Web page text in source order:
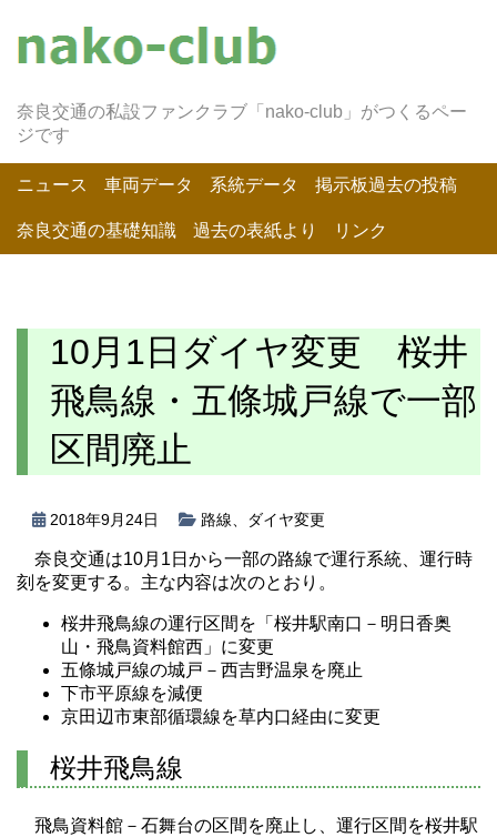
奈良交通の私設ファンクラブ「nako-club」がつくるペー
ジです
ニュース 車両データ 系統データ 掲示板過去の投稿
奈良交通の基礎知識 過去の表紙より リンク
10月1日ダイヤ変更 桜井
飛鳥線・五條城戸線で一部
区間廃止
2018年9月24日 路線 ダイヤ変更
奈良交通は10月1日から一部の路線で運行系統、運行時
刻を変更する。主な内容は次のとおり。
桜井飛鳥線の運行区間を「桜井駅南口－明日香奥
山・飛鳥資料館西」に変更
五條城戸線の城戸－西吉野温泉を廃止
下市平原線を減便
京田辺市東部循環線を草内口経由に変更
桜井飛鳥線
飛鳥資料館－石舞台の区間を廃止し、運行区間を桜井駅